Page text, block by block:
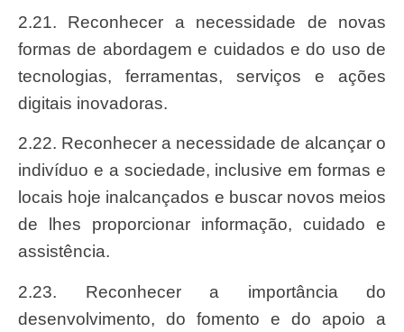
2.21. Reconhecer a necessidade de novas
formas de abordagem e cuidados e do uso de
tecnologias, ferramentas, serviços e ações
digitais inovadoras.
2.22. Reconhecer a necessidade de alcançar o
indivíduo e a sociedade, inclusive em formas e
locais hoje inalcançados e buscar novos meios
de lhes proporcionar informação, cuidado e
assistência.
2.23. Reconhecer a importância do
desenvolvimento, do fomento e do apoio a